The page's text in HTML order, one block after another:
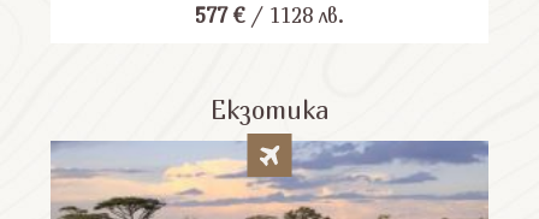
577 €/ 1128 лв.
Екзотика